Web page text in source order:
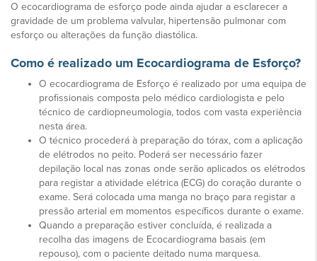
O ecocardiograma de esforço pode ainda ajudar a esclarecer a
gravidade de um problema valvular, hipertensão pulmonar com
esforço ou alterações da função diastólica.
Como é realizado um Ecocardiograma de Esforço?
O ecocardiograma de Esforço é realizado por uma equipa de
profissionais composta pelo médico cardiologista e pelo
técnico de cardiopneumologia, todos com vasta experiência
nesta área.
O técnico procederá à preparação do tórax, com a aplicação
de elétrodos no peito. Poderá ser necessário fazer
depilação local nas zonas onde serão aplicados os elétrodos
para registar a atividade elétrica (ECG) do coração durante o
exame. Será colocada uma manga no braço para registar a
pressão arterial em momentos específicos durante o exame.
Quando a preparação estiver concluída, é realizada a
recolha das imagens de Ecocardiograma basais (em
repouso), com o paciente deitado numa marquesa.